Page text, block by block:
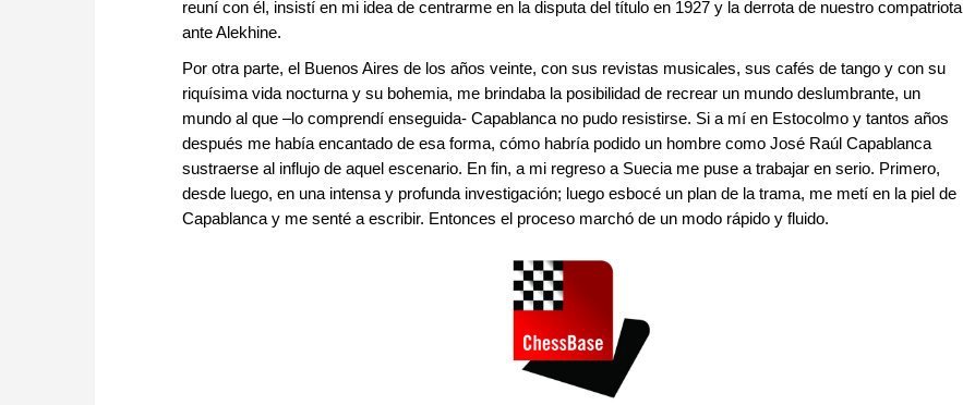
reuní con él, insistí en mi idea de centrarme en la disputa del título en 1927 y la derrota de nuestro compatriota
ante Alekhine.
Por otra parte, el Buenos Aires de los años veinte, con sus revistas musicales, sus cafés de tango y con su
riquísima vida nocturna y su bohemia, me brindaba la posibilidad de recrear un mundo deslumbrante, un
mundo al que –lo comprendí enseguida- Capablanca no pudo resistirse. Si a mí en Estocolmo y tantos años
después me había encantado de esa forma, cómo habría podido un hombre como José Raúl Capablanca
sustraerse al influjo de aquel escenario. En fin, a mi regreso a Suecia me puse a trabajar en serio. Primero,
desde luego, en una intensa y profunda investigación; luego esbocé un plan de la trama, me metí en la piel de
Capablanca y me senté a escribir. Entonces el proceso marchó de un modo rápido y fluido.